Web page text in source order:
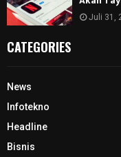
Juli 31,
CATEGORIES
News
Infotekno
Headline
Bisnis